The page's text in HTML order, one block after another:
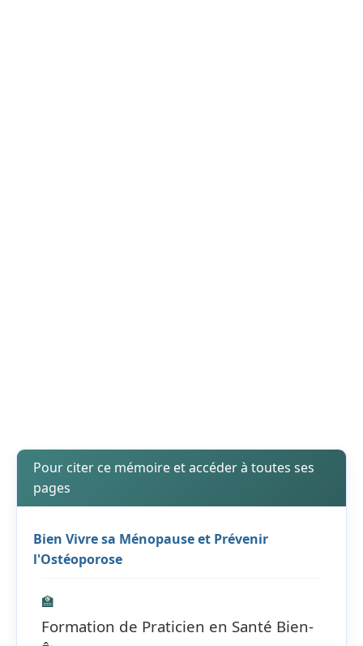
Pour citer ce mémoire et accéder à toutes ses
pages
Bien Vivre sa Ménopause et Prévenir
l'Ostéoporose
🏫
Formation de Praticien en Santé Bien-